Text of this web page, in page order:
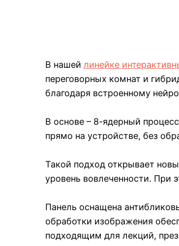
В нашей линейке
переговорных комнат и
благодаря встроенному
В основе – 8-ядерный
прямо на устройстве, без
Такой подход открывает
уровень вовлеченности. При
Панель оснащена
обработки изображения
подходящим для лекций,